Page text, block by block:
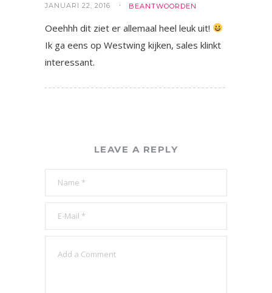
JANUARI 22, 2016 BEANTWOORDEN
Oeehhh dit ziet er allemaal heel leuk uit!
Ik ga eens op Westwing kijken, sales klinkt
interessant.
LEAVE A REPLY